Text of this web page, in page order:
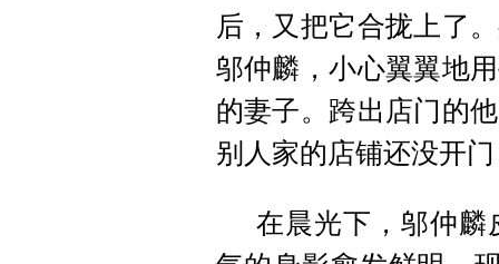
后，又把它合拢上了
邬仲麟，小心翼翼地
的妻子。跨出店门的
别人家的店铺还没开
在晨光下，邬仲麟